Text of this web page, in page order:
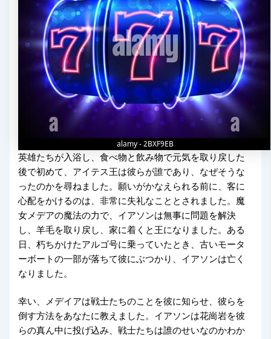
英雄たちが入浴し、食べ物と飲み物で元気を取り戻した
後で初めて、アイテス王は彼らが誰であり、なぜそうな
ったのかを尋ねました。願いがかなえられる前に、客に
心配をかけるのは、非常に失礼なこととされました。魔
女メデアの魔法の力で、イアソンは無事に問題を解決
し、羊毛を取り戻し、家に着くと王になりました。ある
日、朽ちかけたアルゴ号に乗っていたとき、古いモータ
ーボートの一部が落ちて彼にぶつかり、イアソンは亡く
なりました。
幸い、メデイアは戦士たちのことを彼に知らせ、彼らを
倒す方法をあなたに教えました。イアソンは花崗岩を彼
らの真ん中に投げ込み、戦士たちは誰のせいなのかわか